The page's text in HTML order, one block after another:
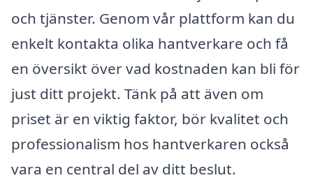
och tjänster. Genom vår plattform kan du
enkelt kontakta olika hantverkare och få
en översikt över vad kostnaden kan bli för
just ditt projekt. Tänk på att även om
priset är en viktig faktor, bör kvalitet och
professionalism hos hantverkaren också
vara en central del av ditt beslut.